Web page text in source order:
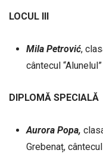
LOCUL III
Mila Petrović,
cântecul “Alunelul”
DIPLOMĂ SPECIALĂ
Aurora Popa,
Grebenaț,